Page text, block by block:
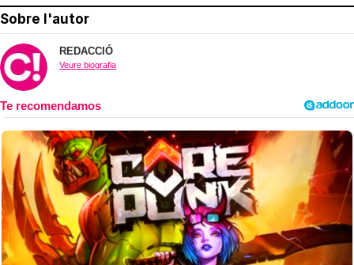
Sobre l'autor
REDACCIÓ
Veure biografia